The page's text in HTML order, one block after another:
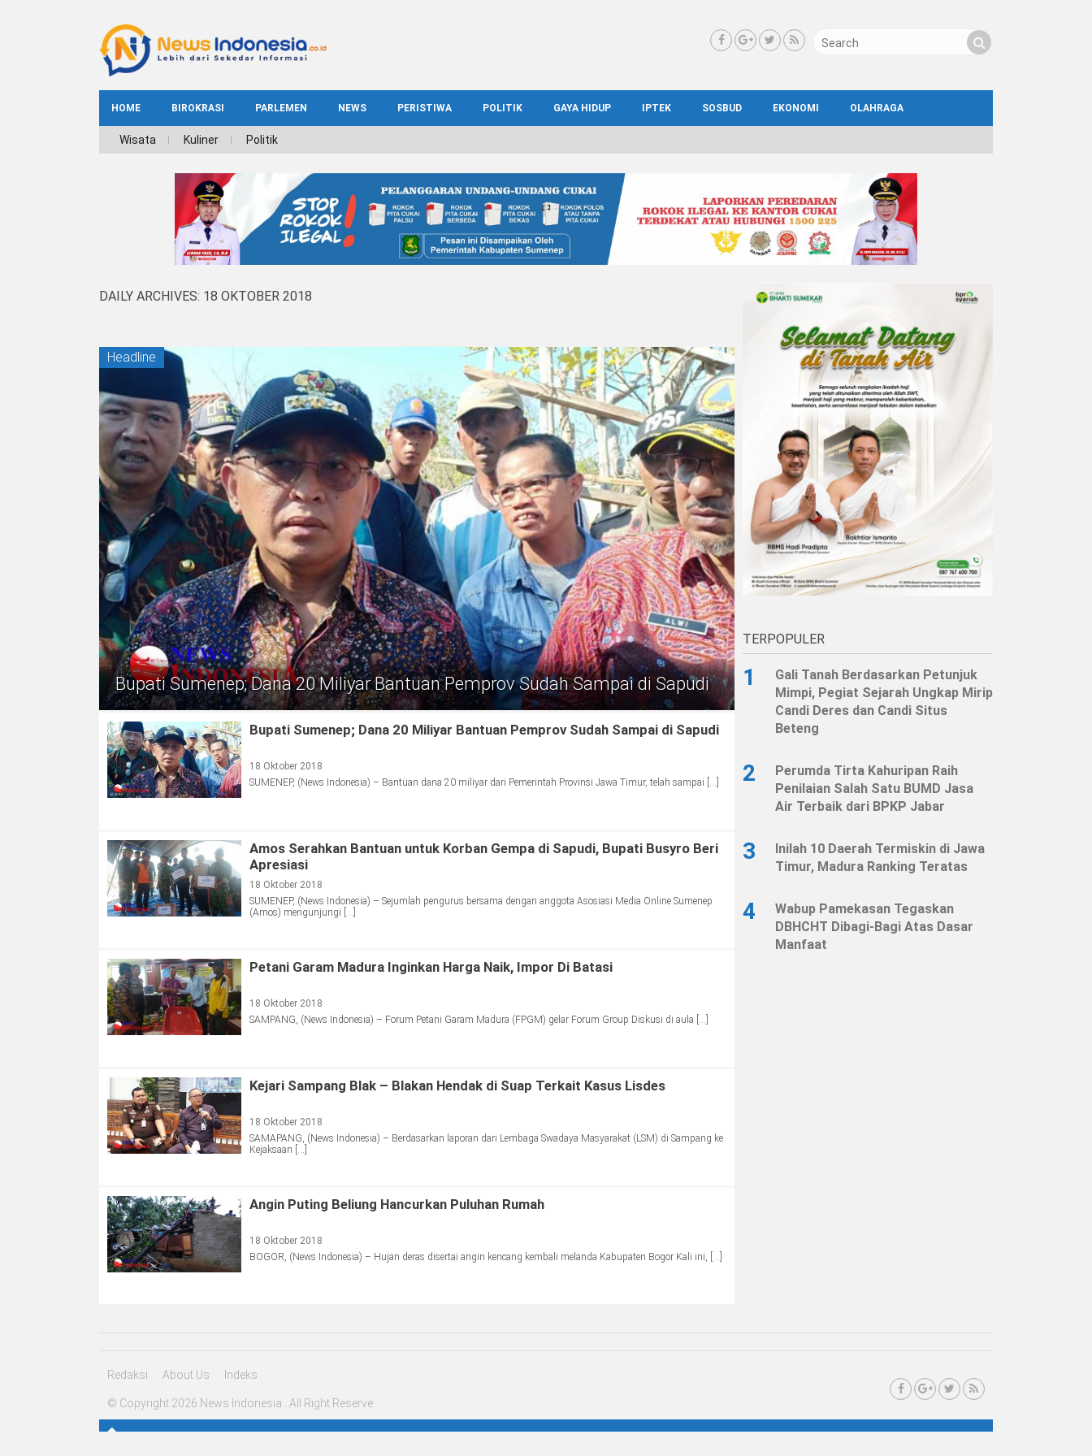
HOME BIROKRASI PARLEMEN NEWS PERISTIWA POLITIK GAYA HIDUP IPTEK SOSBUD EKONOMI OLAHRAGA
INDEKS BIROKRASI
Wisata Kuliner Politik
DAILY ARCHIVES: 18 OKTOBER 2018
Headline
Bupati Sumenep; Dana 20 Miliyar Bantuan Pemprov Sudah Sampai di Sapudi
Bupati Sumenep; Dana 20 Miliyar Bantuan Pemprov Sudah Sampai di Sapudi
18 Oktober 2018
SUMENEP, (News Indonesia) – Bantuan dana 20 miliyar dari Pemerintah Provinsi Jawa Timur, telah sampai […]
Amos Serahkan Bantuan untuk Korban Gempa di Sapudi, Bupati Busyro Beri
Apresiasi
18 Oktober 2018
SUMENEP, (News Indonesia) – Sejumlah pengurus bersama dengan anggota Asosiasi Media Online Sumenep
(Amos) mengunjungi […]
Petani Garam Madura Inginkan Harga Naik, Impor Di Batasi
18 Oktober 2018
SAMPANG, (News Indonesia) – Forum Petani Garam Madura (FPGM) gelar Forum Group Diskusi di aula […]
Kejari Sampang Blak – Blakan Hendak di Suap Terkait Kasus Lisdes
18 Oktober 2018
SAMAPANG, (News Indonesia) – Berdasarkan laporan dari Lembaga Swadaya Masyarakat (LSM) di Sampang ke
Kejaksaan […]
Angin Puting Beliung Hancurkan Puluhan Rumah
18 Oktober 2018
BOGOR, (News Indonesia) – Hujan deras disertai angin kencang kembali melanda Kabupaten Bogor Kali ini, […]
TERPOPULER
1
Gali Tanah Berdasarkan Petunjuk
Mimpi, Pegiat Sejarah Ungkap Mirip
Candi Deres dan Candi Situs
Beteng
2
Perumda Tirta Kahuripan Raih
Penilaian Salah Satu BUMD Jasa
Air Terbaik dari BPKP Jabar
3
Inilah 10 Daerah Termiskin di Jawa
Timur, Madura Ranking Teratas
4
Wabup Pamekasan Tegaskan
DBHCHT Dibagi-Bagi Atas Dasar
Manfaat
Redaksi About Us Indeks
© Copyright 2026 News Indonesia . All Right Reserve